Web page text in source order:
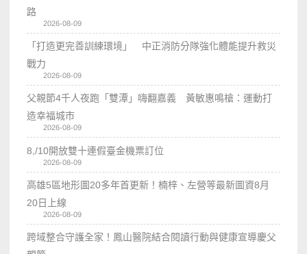
路
2026-08-09
「打造更完善訓練環境」 中正消防分隊強化體能提升救災
戰力
2026-08-09
父親節4千人夜跑「雙潭」嗨翻嘉義 黃敏惠鳴槍：運動打
造幸福城市
2026-08-09
8,/10開放雙十連假臺金機票訂位
2026-08-09
高雄5區地形圖20多年首更新！楠梓、左營等最新圖資8月
20日上線
2026-08-09
跨域整合守護全家！鳳山醫院結合閱讀行動與健康宣導慶父